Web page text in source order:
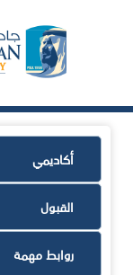
أكاديمي
القبول
روابط مهمة